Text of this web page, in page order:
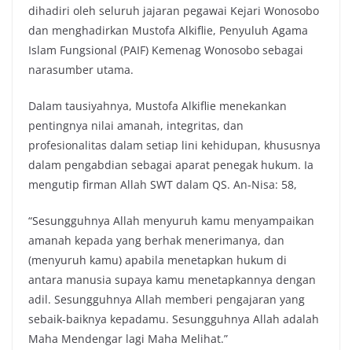
dihadiri oleh seluruh jajaran pegawai Kejari Wonosobo
dan menghadirkan Mustofa Alkiflie, Penyuluh Agama
Islam Fungsional (PAIF) Kemenag Wonosobo sebagai
narasumber utama.
Dalam tausiyahnya, Mustofa Alkiflie menekankan
pentingnya nilai amanah, integritas, dan
profesionalitas dalam setiap lini kehidupan, khususnya
dalam pengabdian sebagai aparat penegak hukum. Ia
mengutip firman Allah SWT dalam QS. An-Nisa: 58,
“Sesungguhnya Allah menyuruh kamu menyampaikan
amanah kepada yang berhak menerimanya, dan
(menyuruh kamu) apabila menetapkan hukum di
antara manusia supaya kamu menetapkannya dengan
adil. Sesungguhnya Allah memberi pengajaran yang
sebaik-baiknya kepadamu. Sesungguhnya Allah adalah
Maha Mendengar lagi Maha Melihat.”